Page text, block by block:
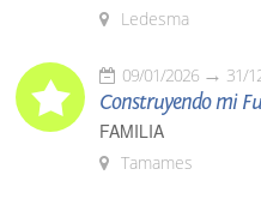
Ledesma
09/01/2026 31/
Construyendo mi
FAMILIA
Tamames